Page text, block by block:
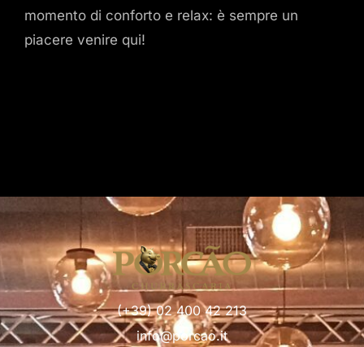
momento di conforto e relax: è sempre un
piacere venire qui!
(+39) 02 400 42 213
info@porcao.it